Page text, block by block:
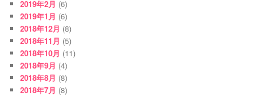
2019年2月 (6)
2019年1月 (6)
2018年12月 (8)
2018年11月 (5)
2018年10月 (11)
2018年9月 (4)
2018年8月 (8)
2018年7月 (8)